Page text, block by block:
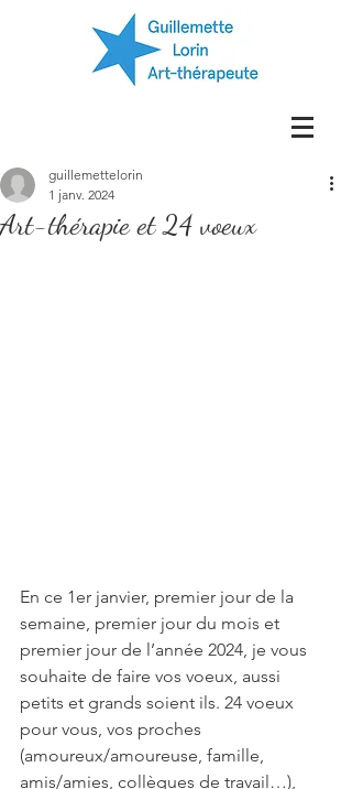
Art-thérapie et 24 voeux
guillemettelorin
1 janv. 2024
En ce 1er janvier, premier jour de la
semaine, premier jour du mois et
premier jour de l’année 2024, je vous
souhaite de faire vos voeux, aussi
petits et grands soient ils. 24 voeux
pour vous, vos proches
(amoureux/amoureuse, famille,
amis/amies, collègues de travail…),